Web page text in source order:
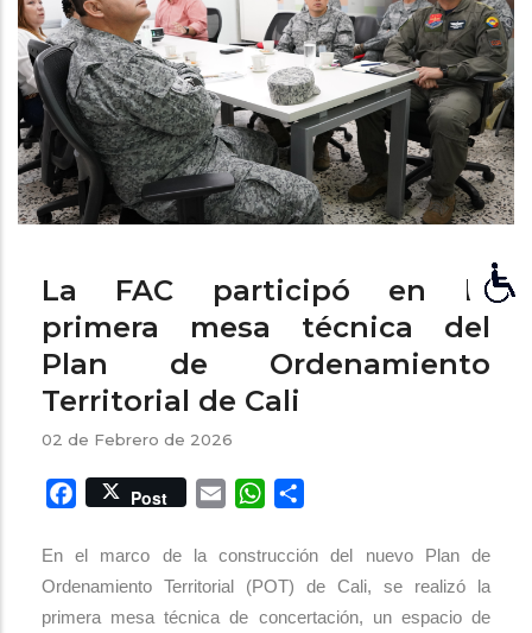
navegación
La FAC participó en la
primera mesa técnica del
Plan de Ordenamiento
Territorial de Cali
02 de Febrero de 2026
Facebook
Post Email WhatsApp
En el marco de la construcción del nuevo Plan de
Ordenamiento Territorial (POT) de Cali, se realizó la
primera mesa técnica de concertación, un espacio de